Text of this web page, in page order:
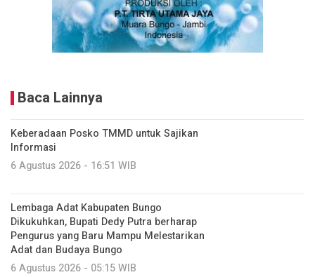
Baca Lainnya
Keberadaan Posko TMMD untuk Sajikan
Informasi
6 Agustus 2026 - 16:51 WIB
Lembaga Adat Kabupaten Bungo
Dikukuhkan, Bupati Dedy Putra berharap
Pengurus yang Baru Mampu Melestarikan
Adat dan Budaya Bungo
6 Agustus 2026 - 05:15 WIB